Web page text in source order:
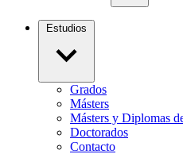
Estudios
Grados
Másters
Másters y Diplomas
Doctorados
Contacto